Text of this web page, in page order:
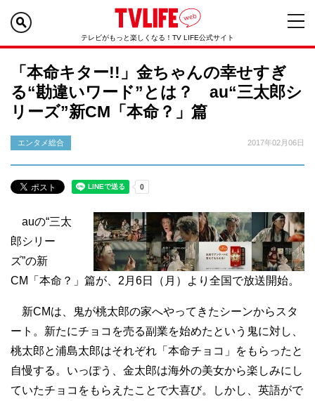
テレビがもっと楽しくなる！TV LIFE公式サイト
「本命キター!!」金ちゃんの幸せすぎ
る“勘違いワード”とは？ au“三太郎シ
リーズ”新CM「本命？」篇
エンタメ総合 2017年02月06日
auの“三太
郎シリー
ズ”の新
CM「本命？」篇が、2月6日（月）より全国で放送開始。
新CMは、鬼が桃太郎の家へやってきたシーンからスタ
ート。新たにチョコを売る副業を始めたという鬼に対し、
桃太郎と浦島太郎はそれぞれ「本命チョコ」をもらったと
自慢する。いっぽう、金太郎は海外の美女から楽しみにし
ていたチョコをもらえたことで大喜び。しかし、英語がで